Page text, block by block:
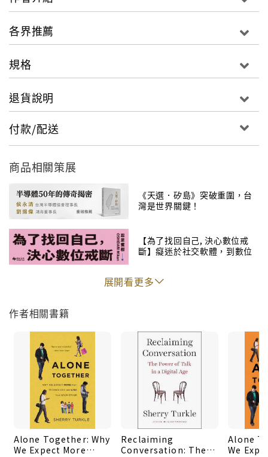
組、許多人會在臉書談公事的時代，人們每天傳簡訊、
當需要講通電話、甚至面對面交談時，卻好像失去了相
研究心理學三十年的麻省理工學院教授雪莉．特克，將
網路文化的兩大趨勢在過去十五年中的新變化、新發展
進行新的詮釋，當科技能以機器人建立親密關係，又透
過網路讓朋友圈一下子拉近時，人們彷彿同時成為了社
交達人與孤獨患者。要如何享受資訊技術帶來的便利、
又能擺脫資訊剝奪的親密感？相信能在閱讀本書後，你
能找到屬於自己的答案。
各界推薦
規格
退貨說明
付款/配送
商品相關策展
《天選．矽島》突破重圍，台
灣是世界關鍵！
【為了找回自己, 決心數位戒
斷】癡迷於社交軟體，到數位
展開看更多
作者相關書籍
Alone Together: Why
We Expect More
Reclaiming
Conversation: The
Alone
We